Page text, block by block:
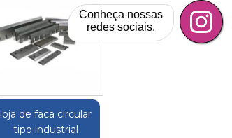
loja de faca circular
tipo industrial
Conheça nossas
redes sociais.